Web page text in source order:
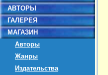
АВТОРЫ
ГАЛЕРЕЯ
МАГАЗИН
Авторы
Жанры
Издательства